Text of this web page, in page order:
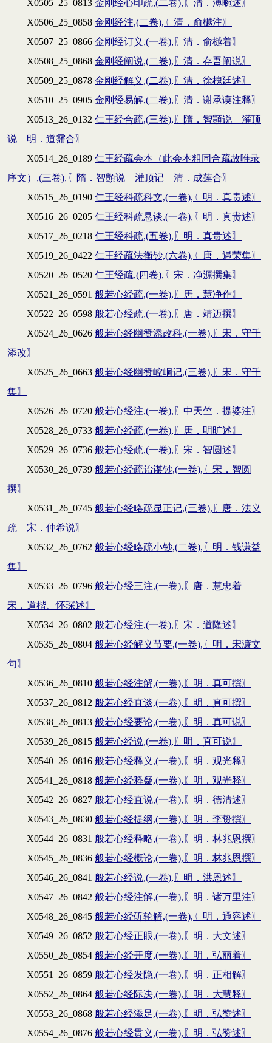
X0505_25_0813 金刚经心印疏,(二卷),〖清．溥畹述〗
X0506_25_0858 金刚经注,(二卷),〖清．俞樾注〗
X0507_25_0866 金刚经订义,(一卷),〖清．俞樾着〗
X0508_25_0868 金刚经阐说,(二卷),〖清．存吾阐说〗
X0509_25_0878 金刚经解义,(二卷),〖清．徐槐廷述〗
X0510_25_0905 金刚经易解,(二卷),〖清．谢承谟注释〗
X0513_26_0132 仁王经合疏,(三卷),〖隋．智顗说 灌顶
说 明．道霈合〗
X0514_26_0189 仁王经疏会本（此会本粗同合疏故唯录
序文）,(三卷),〖隋．智顗说 灌顶记 清．成莲合〗
X0515_26_0190 仁王经科疏科文,(一卷),〖明．真贵述〗
X0516_26_0205 仁王经科疏悬谈,(一卷),〖明．真贵述〗
X0517_26_0218 仁王经科疏,(五卷),〖明．真贵述〗
X0519_26_0422 仁王经疏法衡钞,(六卷),〖唐．遇荣集〗
X0520_26_0520 仁王经疏,(四卷),〖宋．净源撰集〗
X0521_26_0591 般若心经疏,(一卷),〖唐．慧净作〗
X0522_26_0598 般若心经疏,(一卷),〖唐．靖迈撰〗
X0524_26_0626 般若心经幽赞添改科,(一卷),〖宋．守千
添改〗
X0525_26_0663 般若心经幽赞崆峒记,(三卷),〖宋．守千
集〗
X0526_26_0720 般若心经注,(一卷),〖中天竺．提婆注〗
X0528_26_0733 般若心经疏,(一卷),〖唐．明旷述〗
X0529_26_0736 般若心经疏,(一卷),〖宋．智圆述〗
X0530_26_0739 般若心经疏诒谋钞,(一卷),〖宋．智圆
撰〗
X0531_26_0745 般若心经略疏显正记,(三卷),〖唐．法义
疏 宋．仲希说〗
X0532_26_0762 般若心经略疏小钞,(二卷),〖明．钱谦益
集〗
X0533_26_0796 般若心经三注,(一卷),〖唐．慧忠着
宋．道楷、怀琛述〗
X0534_26_0802 般若心经注,(一卷),〖宋．道隆述〗
X0535_26_0804 般若心经解义节要,(一卷),〖明．宋濂文
句〗
X0536_26_0810 般若心经注解,(一卷),〖明．真可撰〗
X0537_26_0812 般若心经直谈,(一卷),〖明．真可撰〗
X0538_26_0813 般若心经要论,(一卷),〖明．真可说〗
X0539_26_0815 般若心经说,(一卷),〖明．真可说〗
X0540_26_0816 般若心经释义,(一卷),〖明．观光释〗
X0541_26_0818 般若心经释疑,(一卷),〖明．观光释〗
X0542_26_0827 般若心经直说,(一卷),〖明．德清述〗
X0543_26_0830 般若心经提纲,(一卷),〖明．李贽撰〗
X0544_26_0831 般若心经释略,(一卷),〖明．林兆恩撰〗
X0545_26_0836 般若心经概论,(一卷),〖明．林兆恩撰〗
X0546_26_0841 般若心经说,(一卷),〖明．洪恩述〗
X0547_26_0842 般若心经注解,(一卷),〖明．诸万里注〗
X0548_26_0845 般若心经斫轮解,(一卷),〖明．通容述〗
X0549_26_0852 般若心经正眼,(一卷),〖明．大文述〗
X0550_26_0854 般若心经开度,(一卷),〖明．弘丽着〗
X0551_26_0859 般若心经发隐,(一卷),〖明．正相解〗
X0552_26_0864 般若心经际决,(一卷),〖明．大慧释〗
X0553_26_0868 般若心经添足,(一卷),〖明．弘赞述〗
X0554_26_0876 般若心经贯义,(一卷),〖明．弘赞述〗